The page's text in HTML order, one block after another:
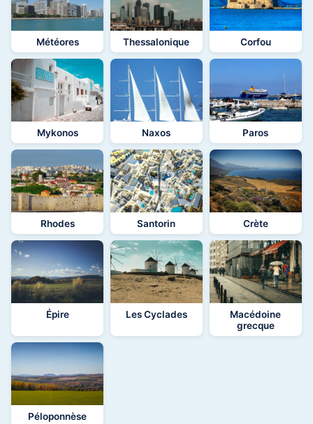
Météores Thessalonique Corfou
Mykonos Naxos Paros
Rhodes Santorin Crète
Épire Les Cyclades
Macédoine
grecque
Péloponnèse